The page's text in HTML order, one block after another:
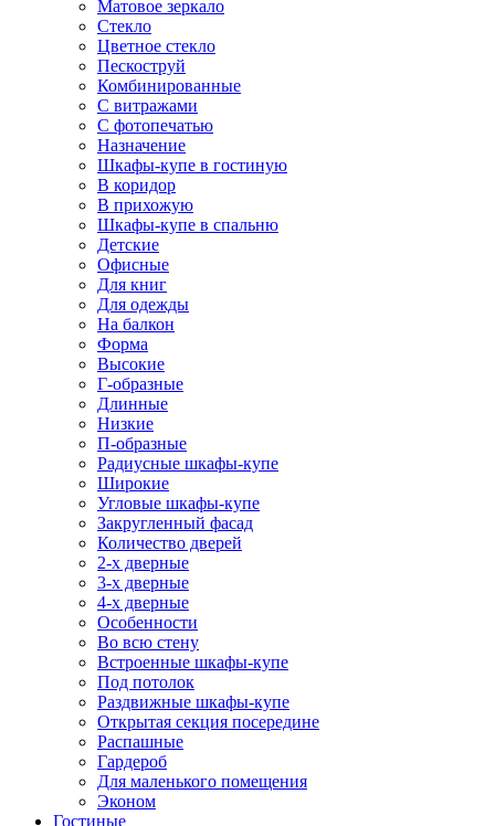
Матовое зеркало
Стекло
Цветное стекло
Пескоструй
Комбинированные
С витражами
С фотопечатью
Назначение
Шкафы-купе в гостиную
В коридор
В прихожую
Шкафы-купе в спальню
Детские
Офисные
Для книг
Для одежды
На балкон
Форма
Высокие
Г-образные
Длинные
Низкие
П-образные
Радиусные шкафы-купе
Широкие
Угловые шкафы-купе
Закругленный фасад
Количество дверей
2-х дверные
3-х дверные
4-х дверные
Особенности
Во всю стену
Встроенные шкафы-купе
Под потолок
Раздвижные шкафы-купе
Открытая секция посередине
Распашные
Гардероб
Для маленького помещения
Эконом
Гостиные